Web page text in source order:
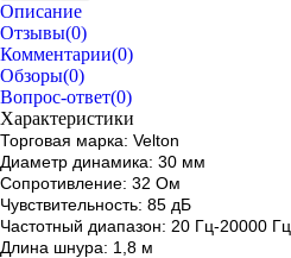
Описание
Отзывы(0)
Комментарии(0)
Обзоры(0)
Вопрос-ответ(0)
Характеристики
Торговая марка: Velton
Диаметр динамика: 30 мм
Сопротивление: 32 Ом
Чувствительность: 85 дБ
Частотный диапазон: 20 Гц-20000 Гц
Длина шнура: 1,8 м